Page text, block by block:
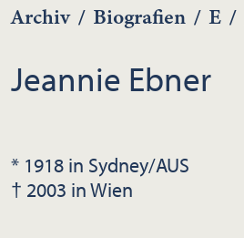
Archiv / Biografien / E /
Jeannie Ebner
* 1918 in Sydney/AUS
† 2003 in Wien